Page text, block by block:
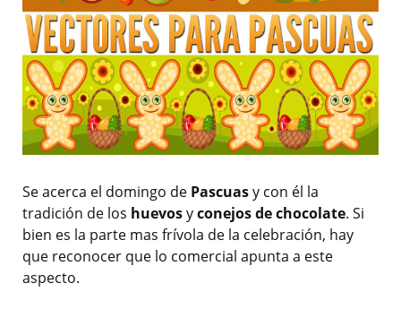
Se acerca el domingo de Pascuasy con él la
tradición de los huevosyconejos de chocolate. Si
bien es la parte mas frívola de la celebración, hay
que reconocer que lo comercial apunta a este
aspecto.